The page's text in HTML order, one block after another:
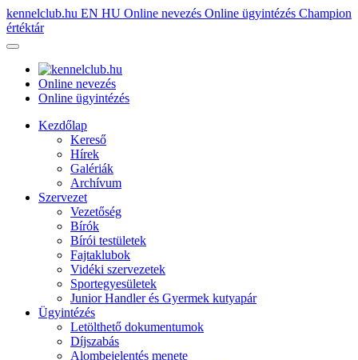
kennelclub.hu EN HU Online nevezés Online ügyintézés Champion
értéktár
Online nevezés
Online ügyintézés
Kezdőlap
Kereső
Hírek
Galériák
Archívum
Szervezet
Vezetőség
Bírók
Bírói testületek
Fajtaklubok
Vidéki szervezetek
Sportegyesületek
Junior Handler és Gyermek kutyapár
Ügyintézés
Letölthető dokumentumok
Díjszabás
Alombejelentés menete